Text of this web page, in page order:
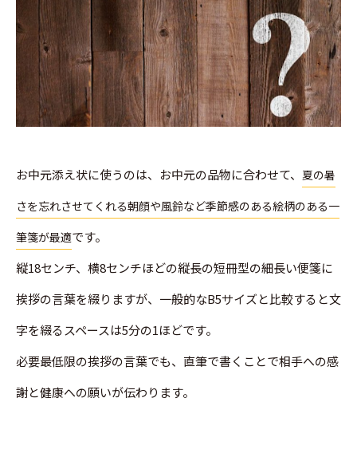
お中元添え状に使うのは、お中元の品物に合わせて、 夏の暑
さを忘れさせてくれる朝顔や風鈴など季節感のある絵柄のある一
筆箋が最適です。
縦18センチ、横8センチほどの縦長の短冊型の細長い便箋に
挨拶の言葉を綴りますが、一般的なB5サイズと比較すると文
字を綴るスペースは5分の1ほどです。
必要最低限の挨拶の言葉でも、直筆で書くことで相手への感
謝と健康への願いが伝わります。